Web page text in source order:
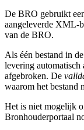
De BRO gebruikt
aangeleverde XML-
van de BRO.
Als één bestand in
levering automatisch
afgebroken. De
waarom het bestand
Het is niet mogelijk
Bronhouderportaal